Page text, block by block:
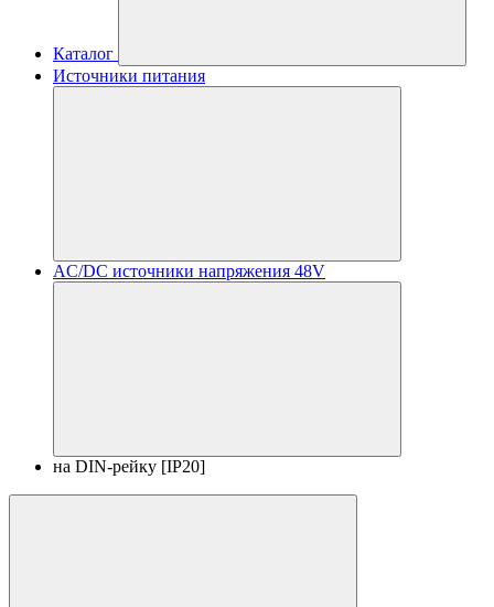
Каталог
Источники питания
AC/DC источники напряжения 48V
на DIN-рейку [IP20]